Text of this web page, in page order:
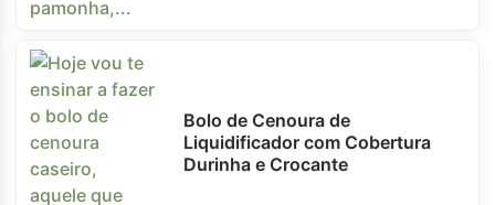
Bolo de Cenoura de
Liquidificador com Cobertura
Durinha e Crocante